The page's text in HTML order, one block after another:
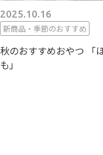
2025.10.16
新商品・季節のおすすめ
秋のおすすめおやつ 「
も」